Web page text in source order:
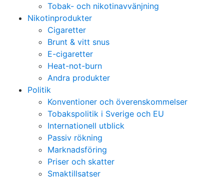
Tobak- och nikotinavvänjning
Nikotinprodukter
Cigaretter
Brunt & vitt snus
E-cigaretter
Heat-not-burn
Andra produkter
Politik
Konventioner och överenskommelser
Tobakspolitik i Sverige och EU
Internationell utblick
Passiv rökning
Marknadsföring
Priser och skatter
Smaktillsatser